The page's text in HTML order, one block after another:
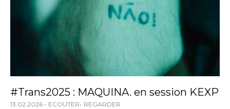
#Trans2025 : MAQUINA. en session KEXP
13.02.2026 ECOUTER REGARDER